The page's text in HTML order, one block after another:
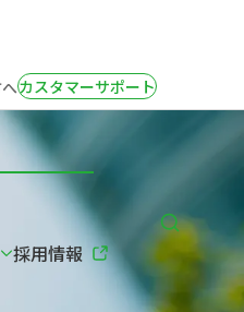
カスタマーサポート
採用情報